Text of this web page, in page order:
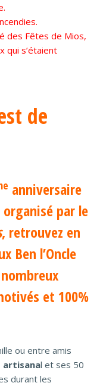
des Fêtes de Mios,
qui s’étaient
de
anniversaire
organisé par le
, retrouvez en
Ben l’Oncle
et 100%
ou entre amis
artisanal et ses 50
durant les